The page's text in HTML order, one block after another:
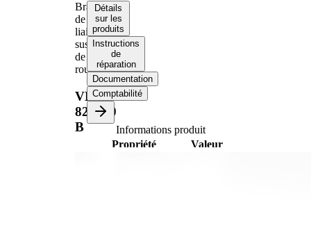
Bras
de
liaison,
suspension
de
roue
VKDS
825040
B
Détails
sur les
produits
Instructions
de
réparation
Documentation
Comptabilité
Informations produit
Propriété
Valeur